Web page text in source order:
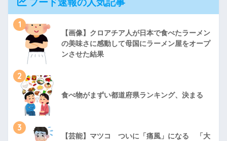
フード速報の人気記事
1
【画像】クロアチア人が日本で食べたラーメン
の美味さに感動して母国にラーメン屋をオープ
ンさせた結果
2
食べ物がまずい都道府県ランキング、決まる
3
【芸能】マツコ ついに「痛風」になる 「大